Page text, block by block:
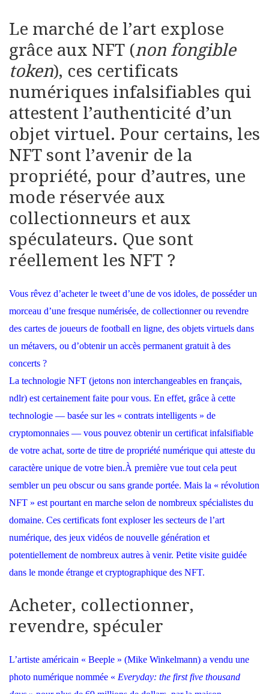
Le marché de l’art explose
grâce aux NFT (non fongible
token), ces certificats
numériques infalsifiables qui
attestent l’authenticité d’un
objet virtuel. Pour certains, les
NFT sont l’avenir de la
propriété, pour d’autres, une
mode réservée aux
collectionneurs et aux
spéculateurs. Que sont
réellement les NFT ?
Vous rêvez d’acheter le tweet d’une de vos idoles, de posséder un
morceau d’une fresque numérisée, de collectionner ou revendre
des cartes de joueurs de football en ligne, des objets virtuels dans
un métavers, ou d’obtenir un accès permanent gratuit à des
concerts ?
La technologie NFT (jetons non interchangeables en français,
ndlr) est certainement faite pour vous. En effet, grâce à cette
technologie — basée sur les « contrats intelligents » de
cryptomonnaies — vous pouvez obtenir un certificat infalsifiable
de votre achat, sorte de titre de propriété numérique qui atteste du
caractère unique de votre bien.À première vue tout cela peut
sembler un peu obscur ou sans grande portée. Mais la « révolution
NFT » est pourtant en marche selon de nombreux spécialistes du
domaine. Ces certificats font exploser les secteurs de l’art
numérique, des jeux vidéos de nouvelle génération et
potentiellement de nombreux autres à venir. Petite visite guidée
dans le monde étrange et cryptographique des NFT.
Acheter, collectionner,
revendre, spéculer
L’artiste américain « Beeple » (Mike Winkelmann) a vendu une
photo numérique nommée « Everyday: the first five thousand